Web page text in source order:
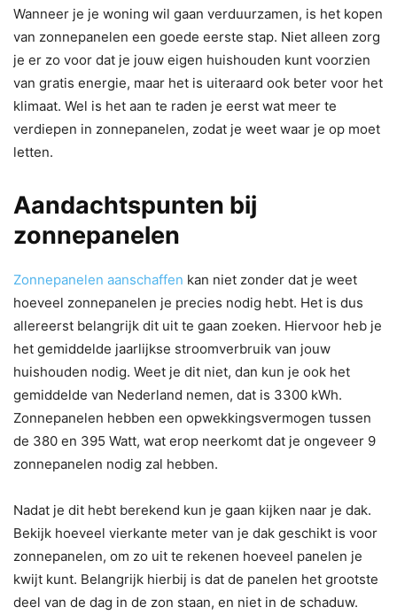
Wanneer je je woning wil gaan verduurzamen, is het kopen
van zonnepanelen een goede eerste stap. Niet alleen zorg
je er zo voor dat je jouw eigen huishouden kunt voorzien
van gratis energie, maar het is uiteraard ook beter voor het
klimaat. Wel is het aan te raden je eerst wat meer te
verdiepen in zonnepanelen, zodat je weet waar je op moet
letten.
Aandachtspunten bij
zonnepanelen
Zonnepanelen aanschaffen kan niet zonder dat je weet
hoeveel zonnepanelen je precies nodig hebt. Het is dus
allereerst belangrijk dit uit te gaan zoeken. Hiervoor heb je
het gemiddelde jaarlijkse stroomverbruik van jouw
huishouden nodig. Weet je dit niet, dan kun je ook het
gemiddelde van Nederland nemen, dat is 3300 kWh.
Zonnepanelen hebben een opwekkingsvermogen tussen
de 380 en 395 Watt, wat erop neerkomt dat je ongeveer 9
zonnepanelen nodig zal hebben.
Nadat je dit hebt berekend kun je gaan kijken naar je dak.
Bekijk hoeveel vierkante meter van je dak geschikt is voor
zonnepanelen, om zo uit te rekenen hoeveel panelen je
kwijt kunt. Belangrijk hierbij is dat de panelen het grootste
deel van de dag in de zon staan, en niet in de schaduw.